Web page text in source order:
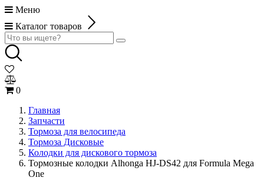
Меню
Каталог товаров
0
Главная
Запчасти
Тормоза для велосипеда
Тормоза Дисковые
Колодки для дискового тормоза
Тормозные колодки Alhonga HJ-DS42 для Formula Mega
One